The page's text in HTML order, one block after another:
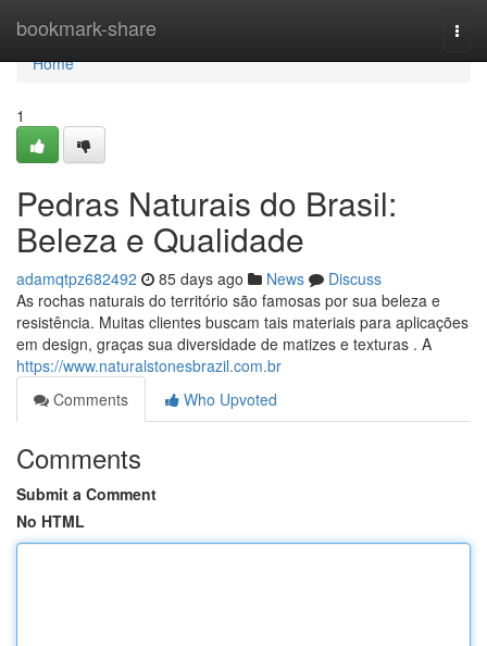
bookmark-share
Home
Home
1
Pedras Naturais do Brasil:
Beleza e Qualidade
adamqtpz682492 85 days ago News
Discuss
As rochas naturais do território são famosas por sua beleza e
resistência. Muitas clientes buscam tais materiais para aplicações
em design, graças sua diversidade de matizes e texturas . A
https://www.naturalstonesbrazil.com.br
Comments
Who Upvoted
Comments
Submit a Comment
No HTML